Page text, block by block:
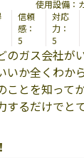
使用設備：
信頼
感：
5
対応
力：
5
のガス会社が
いか全くわか
ことを知って
するだけでと